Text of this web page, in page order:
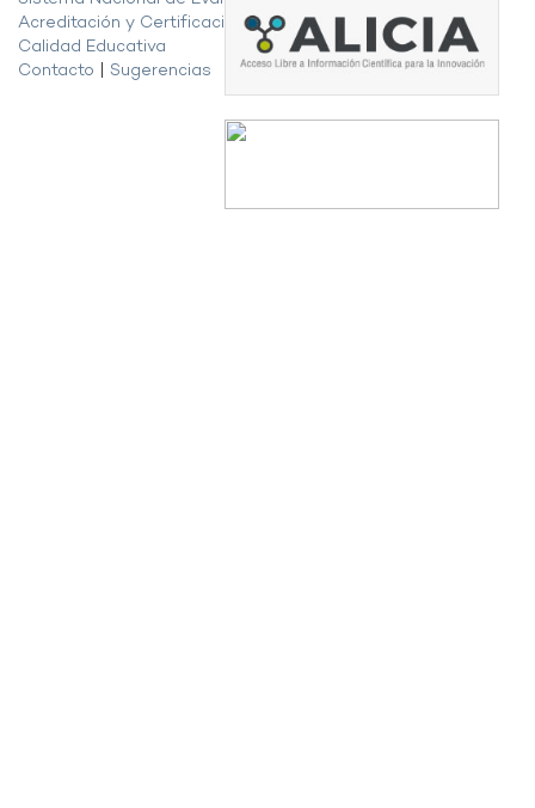
Acreditación y Certificación de la
Calidad Educativa
Contacto
Sugerencias